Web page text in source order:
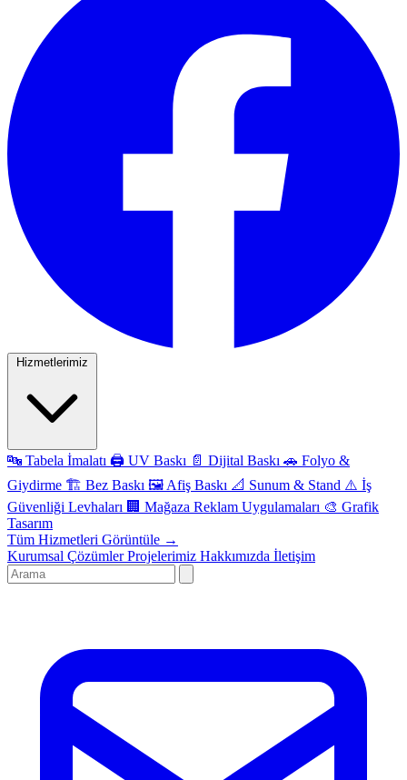
🔤 Tabela İmalatı 🖨️ UV Baskı 📄 Dijital Baskı 🚗 Folyo &
Giydirme 🏗️ Bez Baskı 🖼️ Afiş Baskı 📐 Sunum & Stand ⚠️ İş
Güvenliği Levhaları 🏢 Mağaza Reklam Uygulamaları 🎨 Grafik
Tasarım
Tüm Hizmetleri Görüntüle →
Kurumsal ÇözümlerProjelerimiz Hakkımızda İletişim